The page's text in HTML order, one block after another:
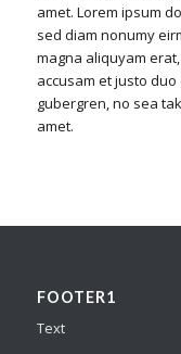
amet. Lorem ipsum
sed diam nonumy
magna aliquyam
accusam et justo
gubergren, no sea
amet.
FOOTER1
Text